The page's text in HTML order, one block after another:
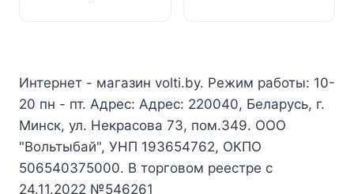
Интернет - магазин volti.by. Режим работы: 10-
20 пн - пт. Адрес: Адрес: 220040, Беларусь, г.
Минск, ул. Некрасова 73, пом.349. ООО
"Вольтыбай", УНП 193654762, ОКПО
506540375000. В торговом реестре с
24.11.2022 №546261